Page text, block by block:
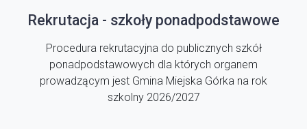
Rekrutacja - szkoły ponadpodstawowe
Procedura rekrutacyjna do publicznych szkół
ponadpodstawowych dla których organem
prowadzącym jest Gmina Miejska Górka na rok
szkolny 2026/2027